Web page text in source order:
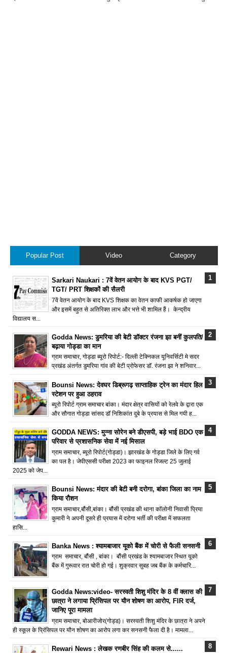
Popular Post Video Category
Sarkari Naukari : 7वें वेतन आयोग के बाद KVS PGT/
TGT/ PRT शिक्षकों की सैलरी
7वें वेतन आयोग के बाद KVS शिक्षक का वेतन काफी आकर्षक हो जाएगा
और इसमें बहुत से अतिरिक्त लाभ और भत्ते भी शामिल हैं। केन्द्रीय
विद्यालय स...
Godda News: डुमरिया की बेटी डॉक्टर रंजना झा बनीं कुलपति/
बढ़ाया गोड्डा का मान
ग्राम समाचार, गोड्डा ब्यूरो रिपोर्ट:- दिल्ली टेक्निकल यूनिवर्सिटी मे सदर
प्रखंड अंतर्गत डुमरिया गांव की बेटी प्रोफेसर डॉ. रंजना झा ने शनिवार...
Bounsi News: देवघर डिब्रूगढ़ साप्ताहिक ट्रेन का मंदार हिल
स्टेशन पर हुआ ठहराव
ब्यूरो रिपोर्ट ग्राम समाचार बांका। मंदार क्षेत्र वासियों को रेलवे के द्वारा एक
और सौगात गोड्डा सांसद डॉ निशिकांत दुबे के प्रयास से मिल गयी ह...
GODDA NEWS: मुन्ना सोरेन बने डीएसपी, बड़े भाई BDO एक
परिवार से प्रशासनिक सेवा में नई मिसाल
ग्राम समाचार, ब्यूरो रिपोर्ट(गोड्डा)। झारखंड के गोड्डा जिले के लिए गर्व
का पल है। जेपीएससी परीक्षा 2023 का फाइनल रिजल्ट 25 जुलाई
2025 को जेप...
Bounsi News: मंदार की बेटी बनी दरोगा, बांका जिला का नाम
किया रौशन
ग्राम समाचार,बौंसी,बांका। बौंसी प्रखंड की थाना कॉलोनी निवासी प्रिया
कुमारी ने अपनी दूसरे ही प्रयास में दरोगा भर्ती की परीक्षा में सफलता
हासि...
Banka News : श्यामबाजार यूको बैंक में चोरी से फैली सनसनी
ग्राम समाचार, बौंसी , बांका। बौंसी प्रखंड के श्यामबाजार स्थित यूको
बैंक में गुरूवार रात चोरी हो गई। शुक्रवार सुबह जब बैंक के कर्मचारि...
Godda News:video- सरस्वती शिशु मंदिर के 8 वीं क्लास की
छात्रा ने लगाया प्रिंसिपल पर यौन शोषण का आरोप, FIR दर्ज,
जानिए पूरा मामला
ग्राम समाचार, बोआरीजोर(गोड्ड)। सरस्वती शिशु मंदिर के छात्रा ने अपने
ही स्कूल के प्रिंसिपल पर यौन शोषण का आरोप लगा कर सनसनी फैला दी है। मामला...
Rewari News : लेखक रणबीर सिंह की कलम से......